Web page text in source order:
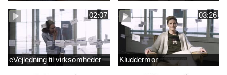
02:07
eVejledning til virksomheder
03:26
Kluddermor